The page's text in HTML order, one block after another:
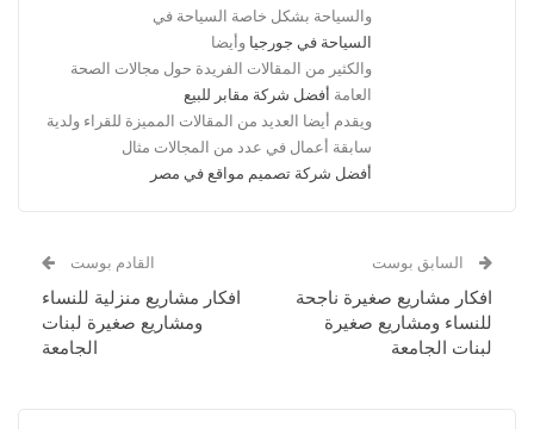
والسياحة بشكل خاصة السياحة في
السياحة في جورجيا وأيضا
والكثير من المقالات الفريدة حول مجالات الصحة
العامة أفضل شركة مقابر للبيع
ويقدم أيضا العديد من المقالات المميزة للقراء ولدية
سابقة أعمال في عدد من المجالات مثال
أفضل شركة تصميم مواقع في مصر
السابق بوست
افكار مشاريع صغيرة ناجحة
للنساء ومشاريع صغيرة
لبنات الجامعة
القادم بوست
افكار مشاريع منزلية للنساء
ومشاريع صغيرة لبنات
الجامعة